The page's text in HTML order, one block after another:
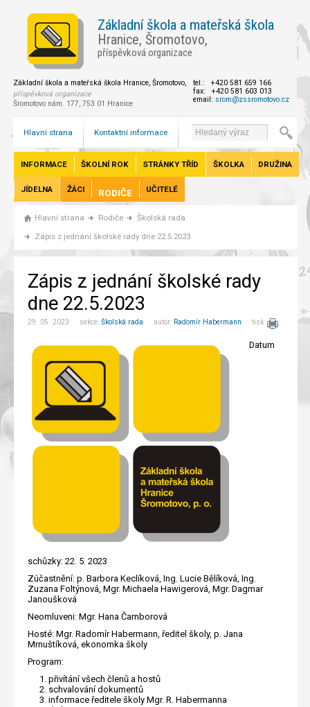
Základní škola a mateřská škola
Hranice, Šromotovo,
příspěvková organizace
Základní škola a mateřská škola Hranice, Šromotovo,
příspěvková organizace
Šromotovo nám. 177, 753 01 Hranice
tel.: +420 581 659 166
fax: +420 581 603 013
email: srom@zssromotovo.cz
Hlavní strana Kontaktní informace
INFORMACE ŠKOLNÍ ROK STRÁNKY TŘÍD ŠKOLKA DRUŽINA
JÍDELNA ŽÁCI RODIČE UČITELÉ
Hlavní strana Rodiče
Školská rada
Zápis z jednání školské rady dne 22.5.2023
Zápis z jednání školské rady
dne 22.5.2023
29. 05. 2023 sekce: Školská rada autor: Radomír Habermann tisk:
Datum
schůzky: 22. 5. 2023
Zúčastnění: p. Barbora Keclíková, Ing. Lucie Bělíková, Ing.
Zuzana Foltýnová, Mgr. Michaela Hawigerová, Mgr. Dagmar
Janoušková
Neomluveni: Mgr. Hana Čamborová
Hosté: Mgr. Radomír Habermann, ředitel školy, p. Jana
Mrnuštíková, ekonomka školy
Program:
přivítání všech členů a hostů
schvalování dokumentů
informace ředitele školy Mgr. R. Habermanna